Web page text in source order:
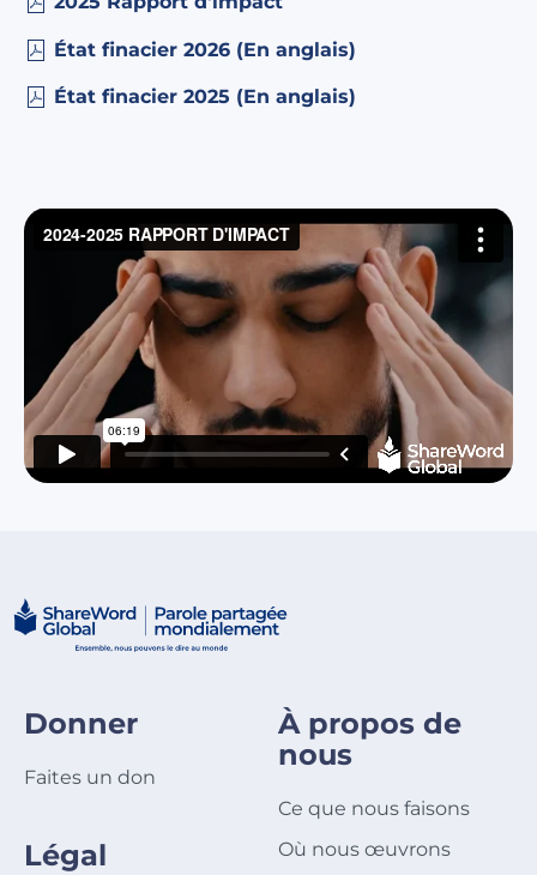
État finacier 2026 (En anglais)
État finacier 2025 (En anglais)
Donner
Faites un don
Légal
À propos de
nous
Ce que nous faisons
Où nous œuvrons